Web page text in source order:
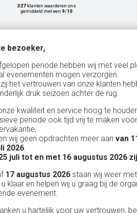
327 klanten waarderen ons
gemiddeld met een 9/10
Bank: NL15ABNA0561810710
KvK: 17167131
BTW: NL.1678.53.296.B01
Uw partner in:
Evenementen verhuur
Feestverhuur
Licht- en Geluidverhuur
Horeca verhuur
bezoeker,
periode hebben wij met veel
evenementen mogen verzorgen.
het vertrouwen van onze klanten
druk seizoen achter de rug.
kwaliteit en service hoog te
periode ook tijd vrij te maken
wij geen opdrachten meer aan van
2026.
juli tot en met 16 augustus 2026
17 augustus 2026 staan wij weer
klaar en helpen wij u graag bij de
evenement.
u hartelijk voor uw vertrouwen,